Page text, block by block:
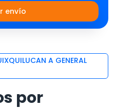
envío
A GENERAL
por